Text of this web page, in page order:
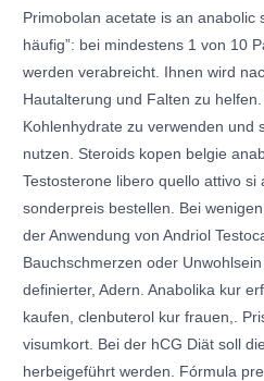
Primobolan acetate is an anabolic
häufig”: bei mindestens 1 von 10
werden verabreicht. Ihnen wird
Hautalterung und Falten zu
Kohlenhydrate zu verwenden und
nutzen. Steroids kopen belgie
Testosterone libero quello attivo si
sonderpreis bestellen. Bei
der Anwendung von Andriol
Bauchschmerzen oder
definierter, Adern. Anabolika kur
kaufen, clenbuterol kur frauen,.
visumkort. Bei der hCG Diät soll
herbeigeführt werden. Fórmula